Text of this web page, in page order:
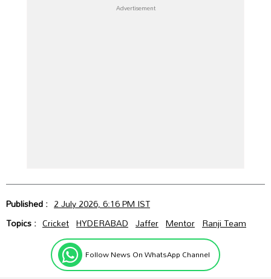
Published : 2 July 2026, 6:16 PM IST
Topics : Cricket HYDERABAD Jaffer Mentor Ranji Team
Follow News On WhatsApp Channel